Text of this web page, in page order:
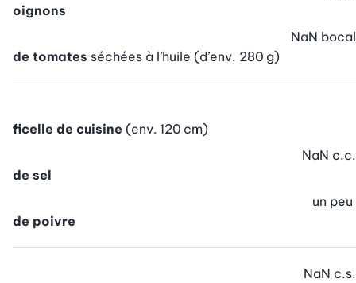
oignons
de tomates séchées à l’huile (d’env. 280 g)
NaN bocal
ficelle de cuisine (env. 120 cm)
de sel
NaN c.c.
de poivre
un peu
NaN c.s.